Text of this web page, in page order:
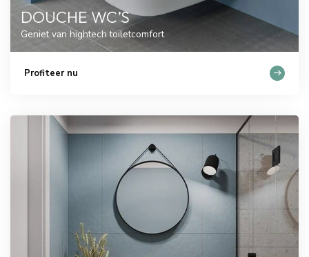
DOUCHE WC’S
Geniet van hightech toiletcomfort
Profiteer nu